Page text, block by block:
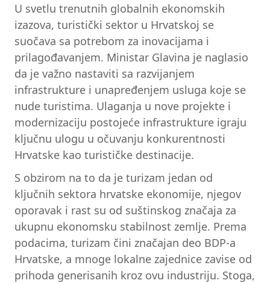
U svetlu trenutnih globalnih ekonomskih
izazova, turistički sektor u Hrvatskoj se
suočava sa potrebom za inovacijama i
prilagođavanjem. Ministar Glavina je naglasio
da je važno nastaviti sa razvijanjem
infrastrukture i unapređenjem usluga koje se
nude turistima. Ulaganja u nove projekte i
modernizaciju postojeće infrastrukture igraju
ključnu ulogu u očuvanju konkurentnosti
Hrvatske kao turističke destinacije.
S obzirom na to da je turizam jedan od
ključnih sektora hrvatske ekonomije, njegov
oporavak i rast su od suštinskog značaja za
ukupnu ekonomsku stabilnost zemlje. Prema
podacima, turizam čini značajan deo BDP-a
Hrvatske, a mnoge lokalne zajednice zavise od
prihoda generisanih kroz ovu industriju. Stoga,